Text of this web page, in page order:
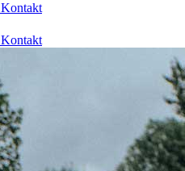
Kontakt
Kontakt